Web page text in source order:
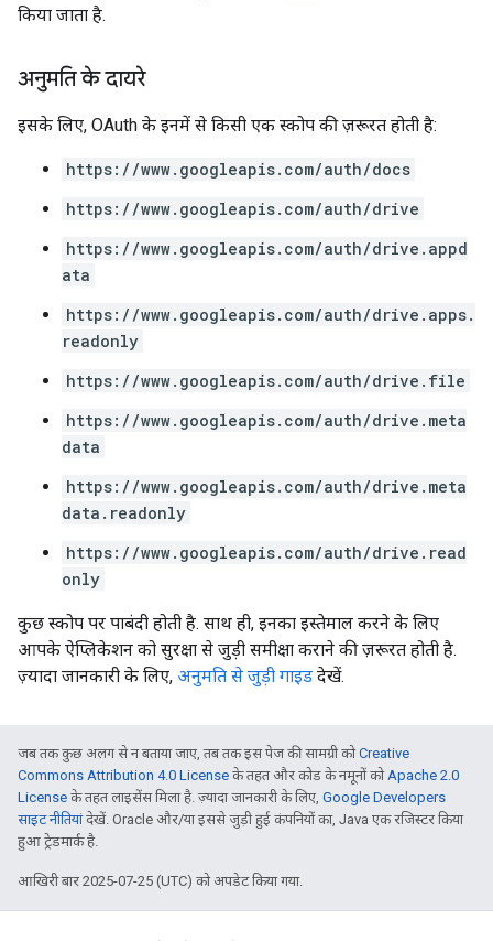
किया जाता है.
अनुमति के दायरे
इसके लिए, OAuth के इनमें से किसी एक स्कोप की ज़रूरत होती है:
https://www.googleapis.com/auth/docs
https://www.googleapis.com/auth/drive
https://www.googleapis.com/auth/drive.appd
ata
https://www.googleapis.com/auth/drive.apps.
readonly
https://www.googleapis.com/auth/drive.file
https://www.googleapis.com/auth/drive.meta
data
https://www.googleapis.com/auth/drive.meta
data.readonly
https://www.googleapis.com/auth/drive.read
only
कुछ स्कोप पर पाबंदी होती है. साथ ही, इनका इस्तेमाल करने के लिए
आपके ऐप्लिकेशन को सुरक्षा से जुड़ी समीक्षा कराने की ज़रूरत होती है.
ज़्यादा जानकारी के लिए, अनुमति से जुड़ी गाइड देखें.
जब तक कुछ अलग से न बताया जाए, तब तक इस पेज की सामग्री कोCreative
Commons Attribution 4.0 License के तहत और कोड के नमूनों कोApache 2.0
License के तहत लाइसेंस मिला है. ज़्यादा जानकारी के लिए, Google Developers
साइट नीतियांदेखें. Oracle और/या इससे जुड़ी हुई कंपनियों का, Java एक रजिस्टर किया
हुआ ट्रेडमार्क है.
आखिरी बार 2025-07-25 (UTC) को अपडेट किया गया.